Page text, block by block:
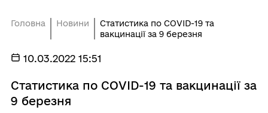
Головна Новини
Статистика по COVID-19 та
вакцинації за 9 березня
10.03.2022 15:51
Статистика по COVID-19 та вакцинації за
9 березня